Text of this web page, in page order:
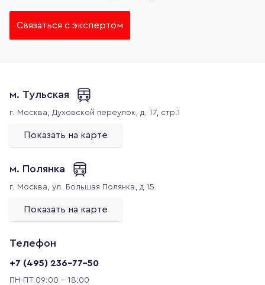
Связаться с экспертом
м. Тульская
г. Москва, Духовской переулок, д. 17, стр.1
Показать на карте
м. Полянка
г. Москва, ул. Большая Полянка, д 15
Показать на карте
Телефон
+7 (495) 236-77-50
ПН-ПТ 09:00 - 18:00